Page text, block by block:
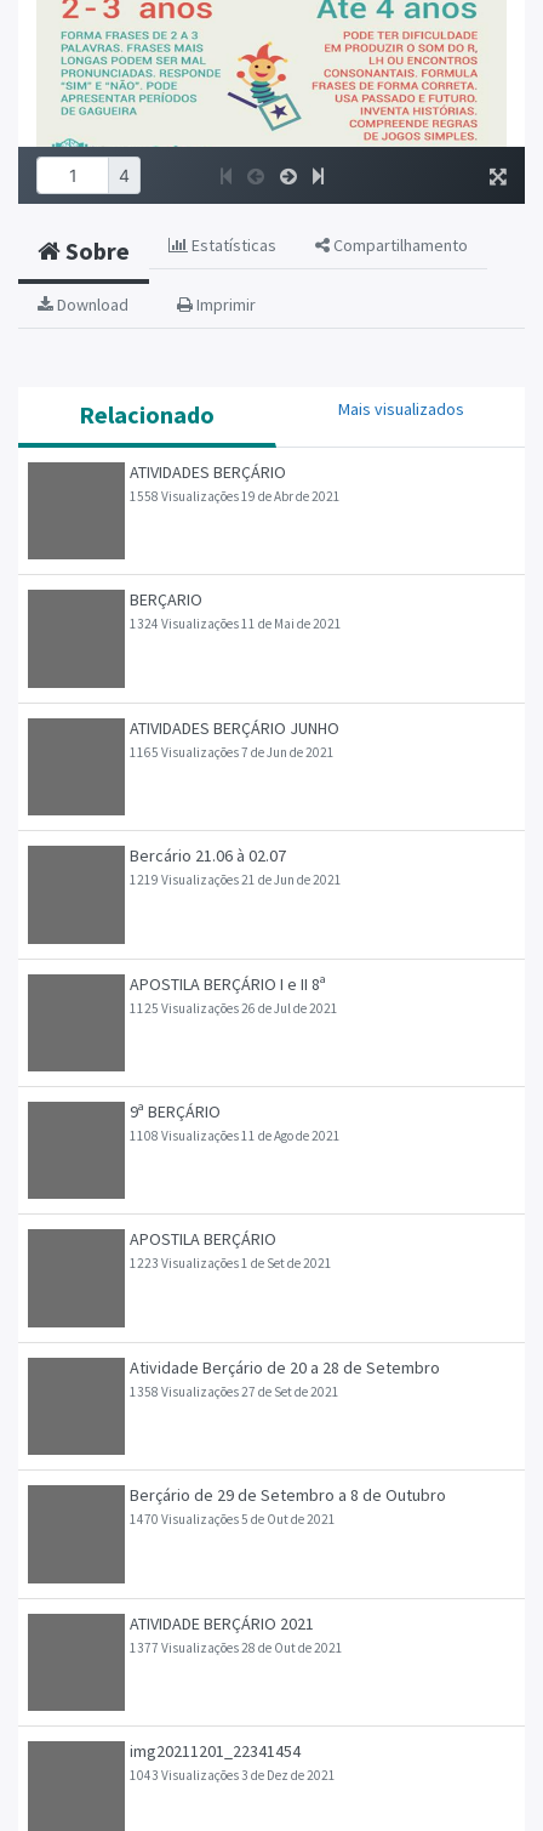
Relacionado Mais visualizados
ATIVIDADES BERÇÁRIO
1558 Visualizações19 de Abr de 2021
BERÇARIO
1324 Visualizações11 de Mai de 2021
ATIVIDADES BERÇÁRIO JUNHO
1165 Visualizações7 de Jun de 2021
Bercário 21.06 à 02.07
1219 Visualizações21 de Jun de 2021
APOSTILA BERÇÁRIO I e II 8ª
1125 Visualizações26 de Jul de 2021
9ª BERÇÁRIO
1108 Visualizações11 de Ago de 2021
APOSTILA BERÇÁRIO
1223 Visualizações1 de Set de 2021
Atividade Berçário de 20 a 28 de Setembro
1358 Visualizações27 de Set de 2021
Berçário de 29 de Setembro a 8 de Outubro
1470 Visualizações5 de Out de 2021
ATIVIDADE BERÇÁRIO 2021
1377 Visualizações28 de Out de 2021
img20211201_22341454
1043 Visualizações3 de Dez de 2021
Sobre Estatísticas Compartilhamento
Download Imprimir